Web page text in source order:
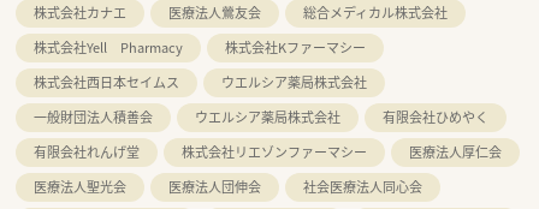
株式会社カナエ
医療法人鶯友会
総合メディカル株式会社
株式会社Yell Pharmacy
株式会社Kファーマシー
株式会社西日本セイムス
ウエルシア薬局株式会社
一般財団法人積善会
ウエルシア薬局株式会社
有限会社ひめやく
有限会社れんげ堂
株式会社リエゾンファーマシー
医療法人厚仁会
医療法人聖光会
医療法人団伸会
社会医療法人同心会